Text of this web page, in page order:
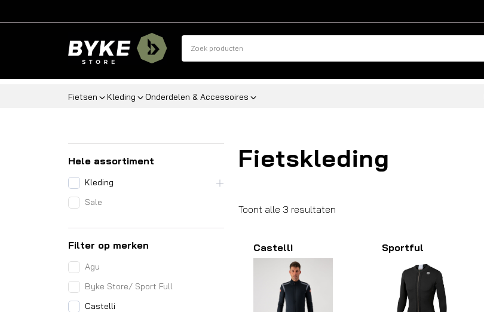
Fietsen Kleding Onderdelen & Accessoires
Hele assortiment
Kleding
Sale
Filter op merken
Agu
Byke Store/ Sport Full
Castelli
Fietskleding
Toont alle 3 resultaten
populariteit
Castelli Sportful